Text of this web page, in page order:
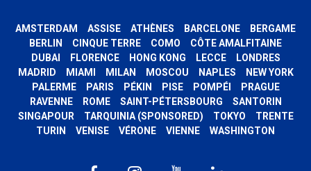
AMSTERDAM ASSISE ATHÈNES BARCELONE
BERGAME
BERLIN
CINQUE TERRE COMO
CÔTE AMALFITAINE
DUBAI
FLORENCE HONG KONG LECCE
LONDRES
MADRID
MIAMI MILAN MOSCOU NAPLES
NEW YORK
PALERME
PARIS PÉKIN PISE POMPÉI
PRAGUE
RAVENNE
ROME SAINT-PÉTERSBOURG
SANTORIN
SINGAPOUR
TARQUINIA (SPONSORED) TOKYO
TRENTE
TURIN
VENISE VÉRONE VIENNE WASHINGTON